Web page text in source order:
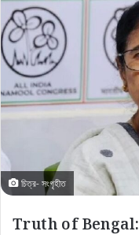
চিত্র- সংগৃহীত
Truth of Bengal: